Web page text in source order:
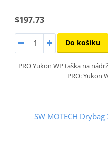
$197.73
Do košíku
PRO Yukon WP taška na
PRO: Yukon
SW MOTECH